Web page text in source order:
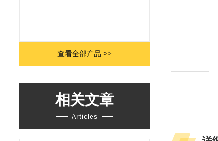
查看全部产品 >>
相关文章
Articles